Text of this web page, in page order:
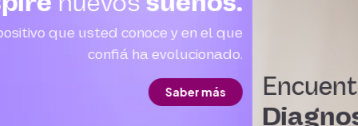
Encuentre elCentro de
de Sueño más